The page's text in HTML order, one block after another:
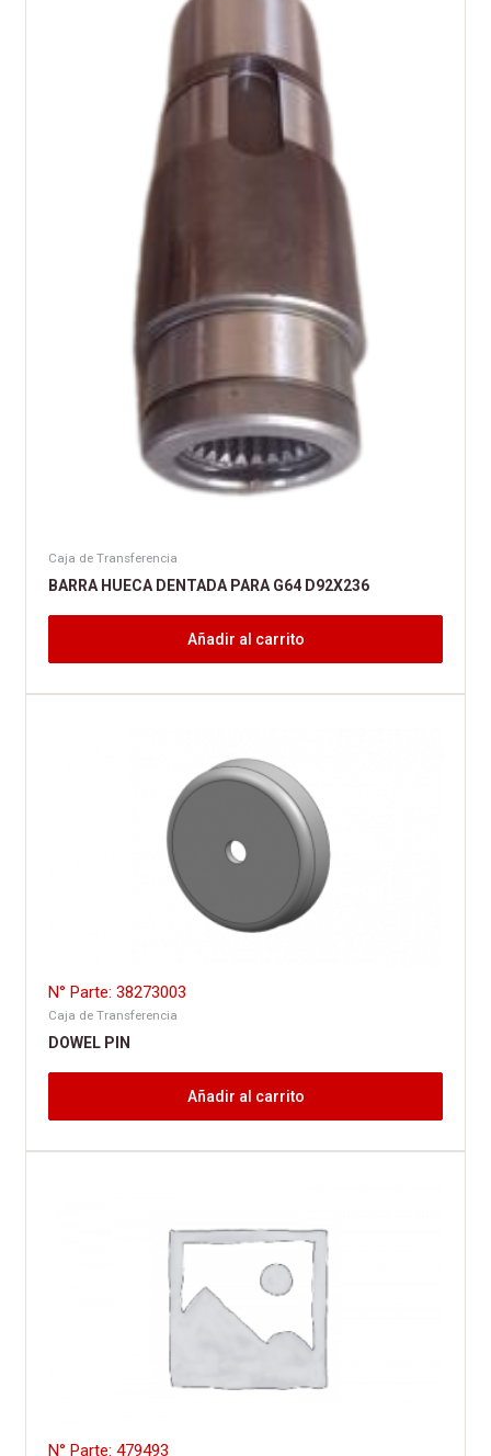
Caja de Transferencia
BARRA HUECA DENTADA PARA G64 D92X236
Añadir al carrito
N° Parte: 38273003
Caja de Transferencia
DOWEL PIN
Añadir al carrito
N° Parte: 479493